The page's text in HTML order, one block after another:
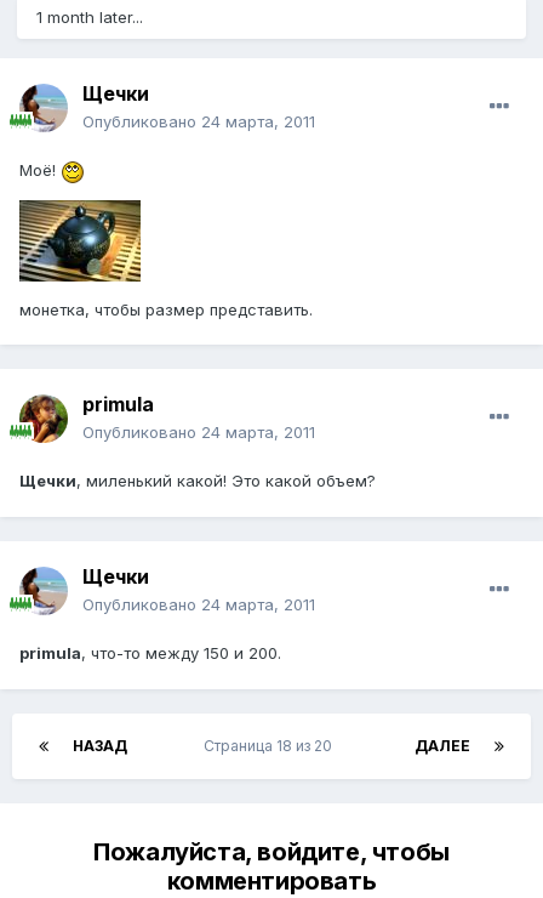
1 month later...
Щечки
Опубликовано 24 марта, 2011
Моё!
монетка, чтобы размер представить.
primula
Опубликовано 24 марта, 2011
Щечки, миленький какой! Это какой объем?
Щечки
Опубликовано 24 марта, 2011
primula, что-то между 150 и 200.
НАЗАД ДАЛЕЕ
Страница 18 из 20
Пожалуйста, войдите, чтобы
комментировать